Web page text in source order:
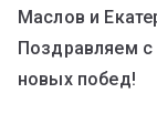
Маслов и
Поздравляем
новых побед!